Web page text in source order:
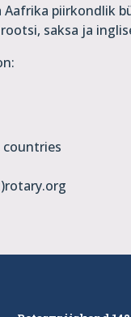
Aafrika piirkondlik
saksa ja